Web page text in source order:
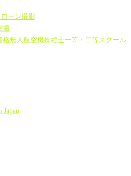
ーン撮影
撮
格無人航空機操縦士一等・二等スクール
Japan